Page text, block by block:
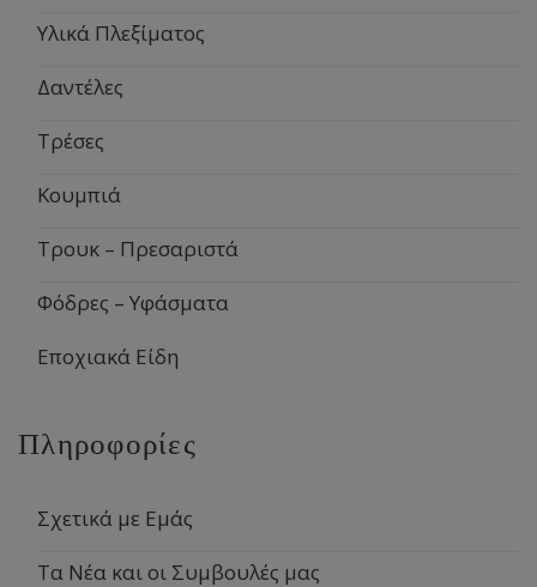
Υλικά Πλεξίματος
Δαντέλες
Τρέσες
Κουμπιά
Τρουκ – Πρεσαριστά
Φόδρες – Υφάσματα
Εποχιακά Είδη
Πληροφορίες
Σχετικά με Εμάς
Τα Νέα και οι Συμβουλές μας